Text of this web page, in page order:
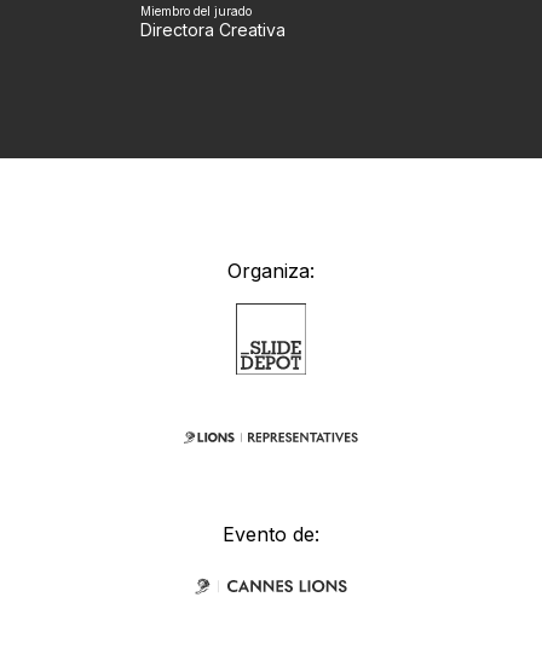
Miembro del jurado
Directora Creativa
Organiza:
Evento de: